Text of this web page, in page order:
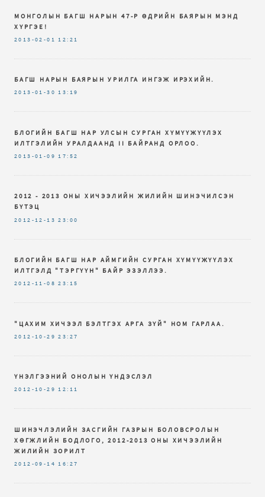
МОНГОЛЫН БАГШ НАРЫН 47-Р ӨДРИЙН БАЯРЫН МЭНД
ХҮРГЭЕ!
2013-02-01 12:21
БАГШ НАРЫН БАЯРЫН УРИЛГА ИНГЭЖ ИРЭХИЙН.
2013-01-30 13:19
БЛОГИЙН БАГШ НАР УЛСЫН СУРГАН ХҮМҮҮЖҮҮЛЭХ
ИЛТГЭЛИЙН УРАЛДААНД II БАЙРАНД ОРЛОО.
2013-01-09 17:52
2012 - 2013 ОНЫ ХИЧЭЭЛИЙН ЖИЛИЙН ШИНЭЧИЛСЭН
БҮТЭЦ
2012-12-13 23:00
БЛОГИЙН БАГШ НАР АЙМГИЙН СУРГАН ХҮМҮҮЖҮҮЛЭХ
ИЛТГЭЛД "ТЭРГҮҮН" БАЙР ЭЗЭЛЛЭЭ.
2012-11-08 23:15
"ЦАХИМ ХИЧЭЭЛ БЭЛТГЭХ АРГА ЗҮЙ" НОМ ГАРЛАА.
2012-10-29 23:27
ҮНЭЛГЭЭНИЙ ОНОЛЫН ҮНДЭСЛЭЛ
2012-10-29 12:11
ШИНЭЧЛЭЛИЙН ЗАСГИЙН ГАЗРЫН БОЛОВСРОЛЫН
ХӨГЖЛИЙН БОДЛОГО, 2012-2013 ОНЫ ХИЧЭЭЛИЙН
ЖИЛИЙН ЗОРИЛТ
2012-09-14 16:27